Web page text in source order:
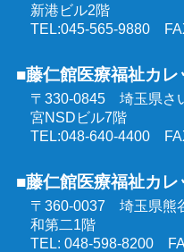
医療的ケア教員講習会
埼玉県委託 公共職業
群馬県委託 公共職業
東京都委託 公共職業
社会福祉士受験対策
精神保健福祉士受験
新港ビル2階
TEL:045-565-9880
■藤仁館医療福祉カ
〒330-0845 埼玉県さ
宮NSDビル7階
TEL:048-640-4400
■藤仁館医療福祉カ
〒360-0037 埼玉県熊
和第二1階
TEL: 048-598-8200